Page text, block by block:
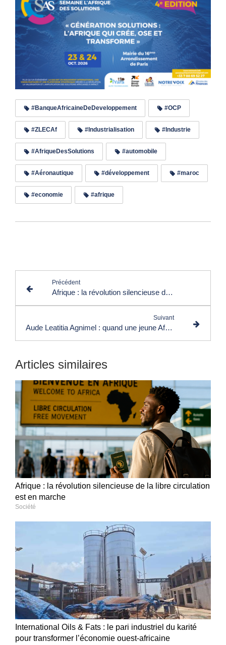
#BanqueAfricaineDeDeveloppement #OCP
#ZLECAf #Industrialisation #Industrie
#AfriqueDesSolutions #automobile
#Aéronautique #développement #maroc
#economie #afrique
Précédent
Afrique : la révolution silencieuse de la libre circulation est en marche
Suivant
Aude Leatitia Agnimel : quand une jeune Africaine transforme les défis de l’emploi en solutions d’avenir
Articles similaires
Afrique : la révolution silencieuse de la libre circulation
est en marche
Société
International Oils & Fats : le pari industriel du karité
pour transformer l’économie ouest-africaine